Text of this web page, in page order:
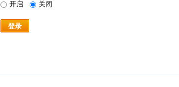
开启 关闭
登录